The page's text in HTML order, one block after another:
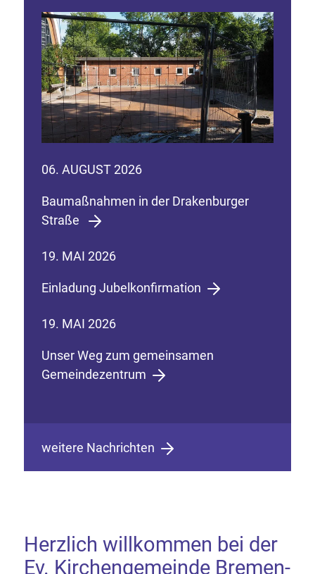
06. AUGUST 2026
Baumaßnahmen in der Drakenburger
Straße
19. MAI 2026
Einladung Jubelkonfirmation
19. MAI 2026
Unser Weg zum gemeinsamen
Gemeindezentrum
weitere Nachrichten
Herzlich willkommen bei der
Ev. Kirchengemeinde Bremen-